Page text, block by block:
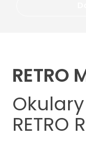
RETRO
RETRO